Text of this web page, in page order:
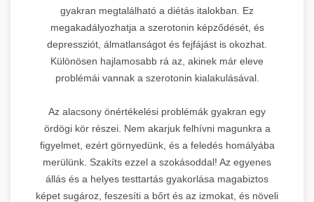
gyakran megtalálható a diétás italokban. Ez
megakadályozhatja a szerotonin képződését, és
depressziót, álmatlanságot és fejfájást is okozhat.
Különösen hajlamosabb rá az, akinek már eleve
problémái vannak a szerotonin kialakulásával.
Az alacsony önértékelési problémák gyakran egy
ördögi kör részei. Nem akarjuk felhívni magunkra a
figyelmet, ezért görnyedünk, és a feledés homályába
merülünk. Szakíts ezzel a szokásoddal! Az egyenes
állás és a helyes testtartás gyakorlása magabiztos
képet sugároz, feszesíti a bőrt és az izmokat, és növeli